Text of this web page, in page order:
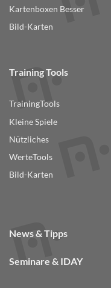
Kartenboxen Besser
Bild-Karten
Training Tools
TrainingTools
Kleine Spiele
Nützliches
WerteTools
Bild-Karten
News & Tipps
Seminare & IDAY